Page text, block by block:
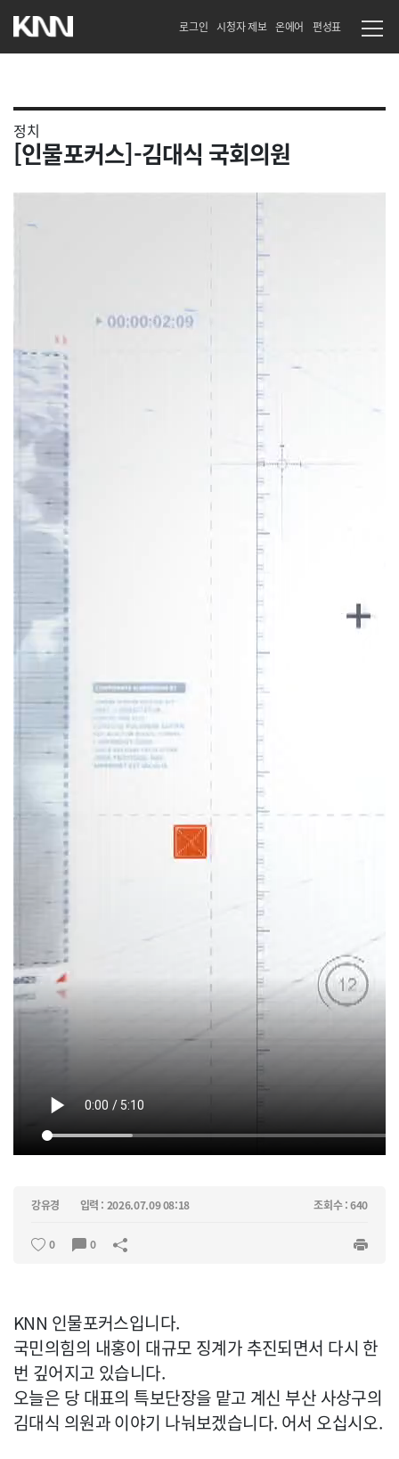
로그인 시청자 제보 온에어 편성표
정치
[인물포커스]-김대식 국회의원
강유경 입력 : 2026.07.09 08:18 조회수 : 640
0 0
KNN 인물포커스입니다.
국민의힘의 내홍이 대규모 징계가 추진되면서 다시 한
번 깊어지고 있습니다.
오늘은 당 대표의 특보단장을 맡고 계신 부산 사상구의
김대식 의원과 이야기 나눠보겠습니다. 어서 오십시오.